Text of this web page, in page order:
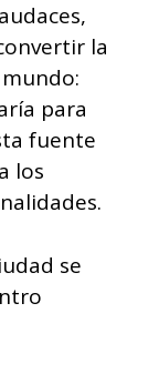
la
para
fuente
los
se